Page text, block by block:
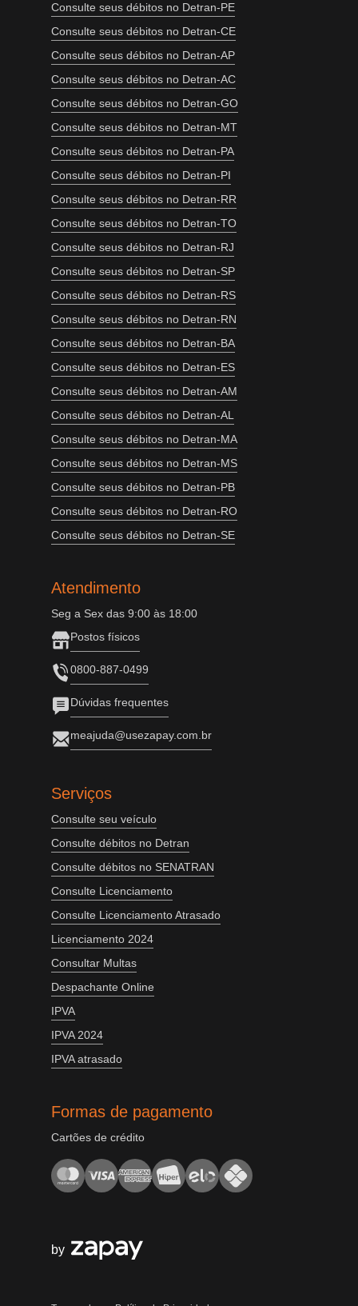
Consulte seus débitos no Detran-PE
Consulte seus débitos no Detran-CE
Consulte seus débitos no Detran-AP
Consulte seus débitos no Detran-AC
Consulte seus débitos no Detran-GO
Consulte seus débitos no Detran-MT
Consulte seus débitos no Detran-PA
Consulte seus débitos no Detran-PI
Consulte seus débitos no Detran-RR
Consulte seus débitos no Detran-TO
Consulte seus débitos no Detran-RJ
Consulte seus débitos no Detran-SP
Consulte seus débitos no Detran-RS
Consulte seus débitos no Detran-RN
Consulte seus débitos no Detran-BA
Consulte seus débitos no Detran-ES
Consulte seus débitos no Detran-AM
Consulte seus débitos no Detran-AL
Consulte seus débitos no Detran-MA
Consulte seus débitos no Detran-MS
Consulte seus débitos no Detran-PB
Consulte seus débitos no Detran-RO
Consulte seus débitos no Detran-SE
Atendimento
Seg a Sex das 9:00 às 18:00
Postos físicos
0800-887-0499
Dúvidas frequentes
meajuda@usezapay.com.br
Serviços
Consulte seu veículo
Consulte débitos no Detran
Consulte débitos no SENATRAN
Consulte Licenciamento
Consulte Licenciamento Atrasado
Licenciamento 2024
Consultar Multas
Despachante Online
IPVA
IPVA 2024
IPVA atrasado
Formas de pagamento
Cartões de crédito
by